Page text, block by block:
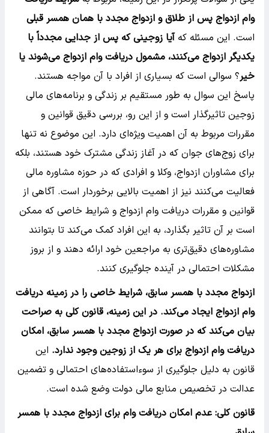
وام ازدواج پس از طلاق و ازدواج مجدد با همان همسر قبلی
است. این مسئله کهآیا زوجینی که پس از جدایی مجدداً با
یکدیگر ازدواج می‌کنند، مشمول دریافت وام ازدواج می‌شوند یا
خیر؟ سوالی است که بسیاری از افراد با آن مواجه هستند.
پاسخ این سوال به طور مستقیم بر زندگی و برنامه‌های مالی
زوجین تاثیرگذار است و از این رو، بررسی دقیق قوانین و
مقررات مربوط به آن اهمیت ویژه‌ای دارد. این موضوع نه تنها
برای زوج‌های جوان که در آغاز زندگی مشترک خود هستند، بلکه
برای مشاوران ازدواج، وکلا و افرادی که در حوزه مشاوره مالی
فعالیت می‌کنند نیز از اهمیت بالایی برخوردار است. آگاهی از
قوانین و مقررات دریافت وام ازدواج و شرایط خاصی که ممکن
است بر آن تاثیر بگذارد، به این افراد کمک می‌کند تا بتوانند
مشاوره‌های دقیق‌تری به مراجعین خود ارائه دهند و از بروز
مشکلات احتمالی در آینده جلوگیری کنند.
ازدواج مجدد با همسر سابق، شرایط خاصی را در زمینه دریافت
وام ازدواج ایجاد می‌کند. در این زمینه، قانون کلی به صراحت
بیان می‌کند که در صورت ازدواج مجدد با همسر سابق، امکان
دریافت وام ازدواج برای هر یک از زوجین وجود ندارد. این
قانون به دلیل جلوگیری از سوءاستفاده‌های احتمالی و تضمین
عدالت در تخصیص منابع مالی دولت وضع شده است.
قانون کلی: عدم امکان دریافت وام برای ازدواج مجدد با همسر